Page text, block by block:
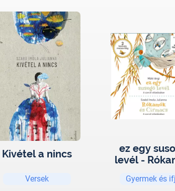
Kivétel a nincs
Versek
ez egy
levél -
Gyermek és